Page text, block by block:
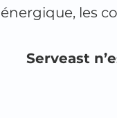
énergique, les
Serveast